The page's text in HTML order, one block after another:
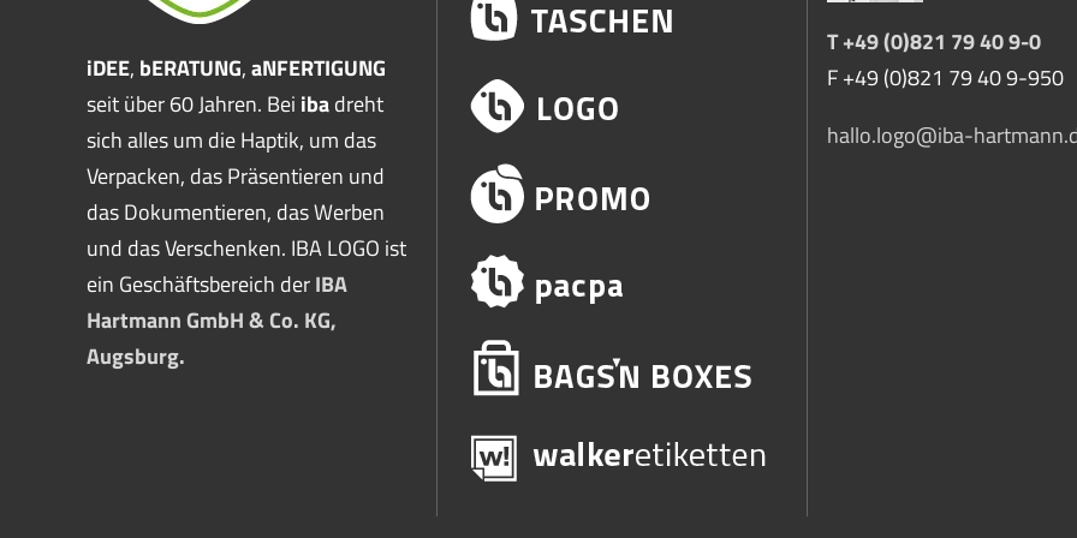
iDEE, bERATUNG,aNFERTIGUNG
seit über 60 Jahren. Bei ibadreht
sich alles um die Haptik, um das
Verpacken, das Präsentieren und
das Dokumentieren, das Werben
und das Verschenken. IBA LOGO ist
ein Geschäftsbereich derIBA
Hartmann GmbH & Co. KG,
Augsburg.
T +49 (0)821 79 40 9-0
F +49 (0)821 79 40 9-950
hallo.logo@iba-